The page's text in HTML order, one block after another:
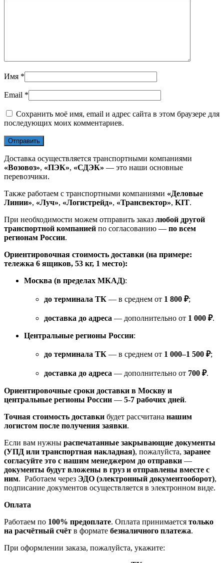
Имя *
Email *
Сохранить моё имя, email и адрес сайта в этом браузере для
последующих моих комментариев.
Доставка осуществляется транспортными компаниями
«Возовоз», «ПЭК», «СДЭК» — это наши основные
перевозчики.
Также работаем с транспортными компаниями «Деловые
Линии», «Луч», «Логистрейд», «Трансвектор», KIT.
При необходимости можем отправить заказ любой другой
транспортной компанией по согласованию — по всем
регионам России.
Ориентировочная стоимость доставки (на примере:
тележка 6 ящиков, 53 кг, 1 место):
Москва (в пределах МКАД):
до терминала ТК — в среднем от 1 800 ₽;
доставка до адреса — дополнительно от 1 000 ₽.
Центральные регионы России:
до терминала ТК — в среднем от 1 000–1 500 ₽;
доставка до адреса — дополнительно от 700 ₽.
Ориентировочные сроки доставки в Москву и
центральные регионы России — 5-7 рабочих дней.
Точная стоимость доставки будет рассчитана нашим
логистом после получения заявки.
Если вам нужны распечатанные закрывающие документы
(УПД или транспортная накладная), пожалуйста, заранее
согласуйте это с нашим менеджером до отправки —
документы будут вложены в груз и отправлены вместе с
ним. Работаем через ЭДО (электронный документооборот),
подписание документов осуществляется в электронном виде.
Оплата
Работаем по 100% предоплате. Оплата принимается только
на расчётный счёт в формате безналичного платежа.
При оформлении заказа, пожалуйста, укажите: